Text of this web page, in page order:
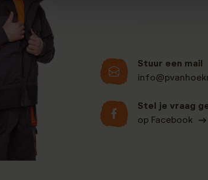
Stuur een mail
Stel je vraag
op Facebook